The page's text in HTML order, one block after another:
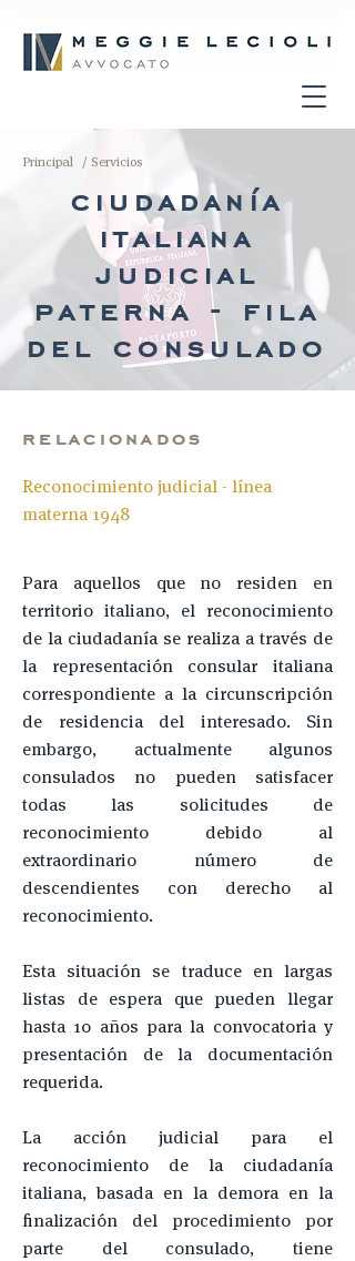
Principal / Servicios
ciudadanía
italiana
judicial
paterna - fila
del consulado
relacionados
Reconocimiento judicial - línea
materna 1948
Para aquellos que no residen en
territorio italiano, el reconocimiento
de la ciudadanía se realiza a través de
la representación consular italiana
correspondiente a la circunscripción
de residencia del interesado. Sin
embargo, actualmente algunos
consulados no pueden satisfacer
todas las solicitudes de
reconocimiento debido al
extraordinario número de
descendientes con derecho al
reconocimiento.
Esta situación se traduce en largas
listas de espera que pueden llegar
hasta 10 años para la convocatoria y
presentación de la documentación
requerida.
La acción judicial para el
reconocimiento de la ciudadanía
italiana, basada en la demora en la
finalización del procedimiento por
parte del consulado, tiene